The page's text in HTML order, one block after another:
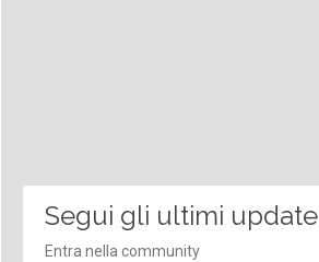
Segui gli ultimi update
Entra nella community